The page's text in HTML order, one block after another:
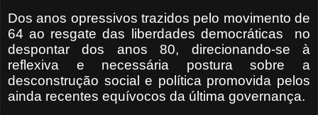
Dos anos opressivos trazidos pelo movimento de
64 ao resgate das liberdades democráticas
no
despontar dos anos 80, direcionando-se à
reflexiva e necessária postura sobre a
desconstrução social e política promovida pelos
ainda recentes equívocos da última governança.